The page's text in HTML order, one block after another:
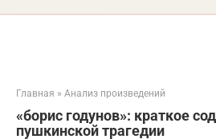
Главная » Анализ произведений
«борис годунов»: краткое
пушкинской трагедии